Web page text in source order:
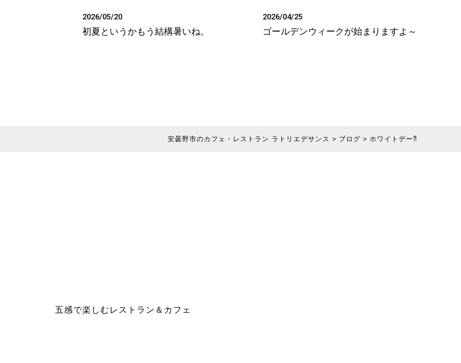
2026/05/20
初夏というかもう結構暑いね。
2026/04/25
ゴールデンウィークが始まりますよ～
安曇野市のカフェ・レストラン ラトリエデサンス > ブログ > ホワイトデー⁈
五感で楽しむレストラン＆カフェ